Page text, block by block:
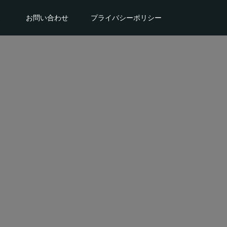
お問い合わせ プライバシーポリシー